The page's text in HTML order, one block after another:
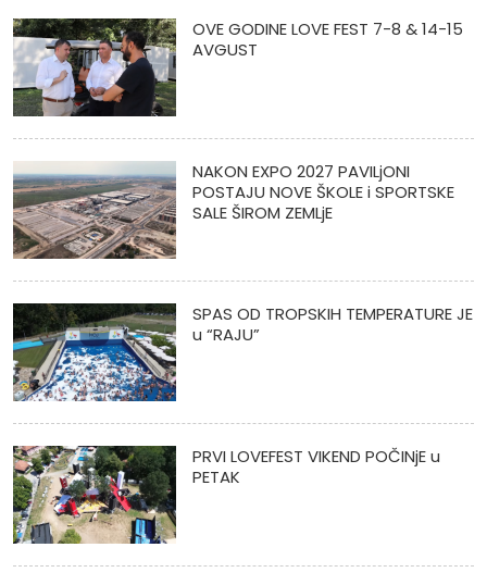
OVE GODINE LOVE FEST 7-8 & 14-15
AVGUST
NAKON EXPO 2027 PAVILjONI
POSTAJU NOVE ŠKOLE i SPORTSKE
SALE ŠIROM ZEMLjE
SPAS OD TROPSKIH TEMPERATURE JE
u “RAJU”
PRVI LOVEFEST VIKEND POČINjE u
PETAK